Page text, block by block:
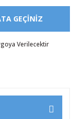
GEÇINIZ
Verilecektir